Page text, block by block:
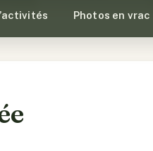
Photos en vrac